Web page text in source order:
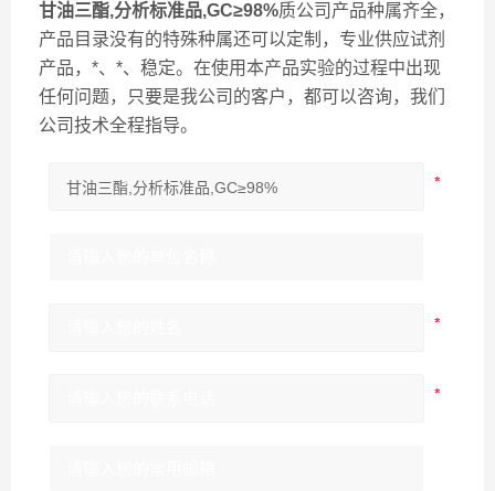
甘油三酯,分析标准品,GC≥98%质公司产品种属齐全，
产品目录没有的特殊种属还可以定制，专业供应试剂
产品，*、*、稳定。在使用本产品实验的过程中出现
任何问题，只要是我公司的客户，都可以咨询，我们
公司技术全程指导。